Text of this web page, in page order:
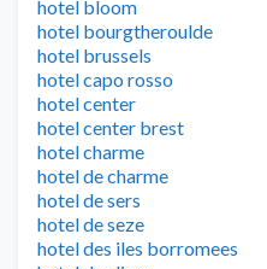
hotel bloom
hotel bourgtheroulde
hotel brussels
hotel capo rosso
hotel center
hotel center brest
hotel charme
hotel de charme
hotel de sers
hotel de seze
hotel des iles borromees